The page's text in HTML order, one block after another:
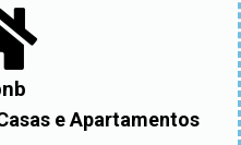
e Apartamentos